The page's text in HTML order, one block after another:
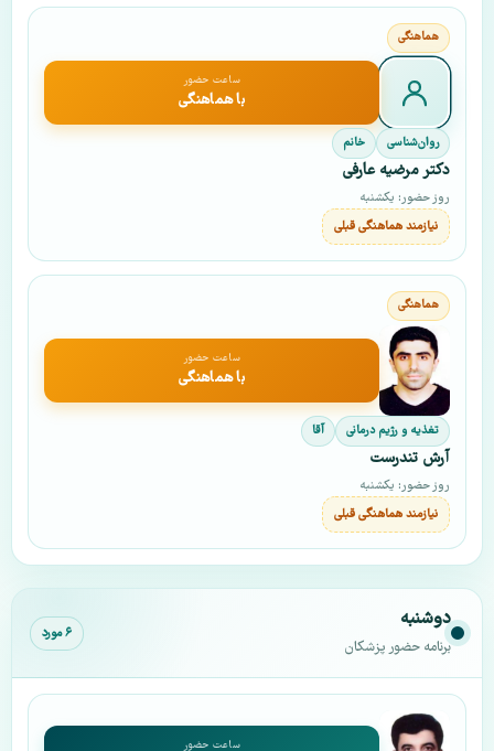
ساعت حضور
با هماهنگی
روان‌شناسی خانم
دکتر مرضیه عارفی
روز حضور: یکشنبه
نیازمند هماهنگی قبلی
ساعت حضور
با هماهنگی
تغذیه و رژیم درمانی آقا
آرش تندرست
روز حضور: یکشنبه
نیازمند هماهنگی قبلی
دوشنبه
برنامه حضور پزشکان
۶ مورد
ساعت حضور